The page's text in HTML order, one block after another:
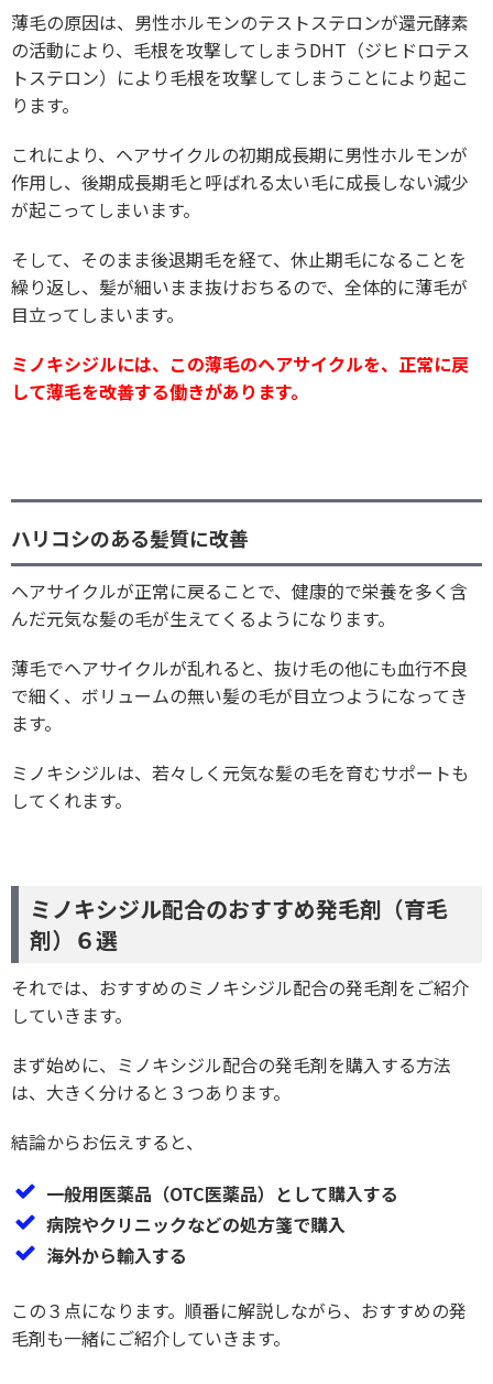
薄毛の原因は、男性ホルモンのテストステロンが還元酵素
の活動により、毛根を攻撃してしまうDHT（ジヒドロテス
トステロン）により毛根を攻撃してしまうことにより起こ
ります。
これにより、ヘアサイクルの初期成長期に男性ホルモンが
作用し、後期成長期毛と呼ばれる太い毛に成長しない減少
が起こってしまいます。
そして、そのまま後退期毛を経て、休止期毛になることを
繰り返し、髪が細いまま抜けおちるので、全体的に薄毛が
目立ってしまいます。
ミノキシジルには、この薄毛のヘアサイクルを、正常に戻
して薄毛を改善する働きがあります。
ハリコシのある髪質に改善
ヘアサイクルが正常に戻ることで、健康的で栄養を多く含
んだ元気な髪の毛が生えてくるようになります。
薄毛でヘアサイクルが乱れると、抜け毛の他にも血行不良
で細く、ボリュームの無い髪の毛が目立つようになってき
ます。
ミノキシジルは、若々しく元気な髪の毛を育むサポートも
してくれます。
ミノキシジル配合のおすすめ発毛剤（育毛
剤）６選
それでは、おすすめのミノキシジル配合の発毛剤をご紹介
していきます。
まず始めに、ミノキシジル配合の発毛剤を購入する方法
は、大きく分けると３つあります。
結論からお伝えすると、
一般用医薬品（OTC医薬品）として購入する
病院やクリニックなどの処方箋で購入
海外から輸入する
この３点になります。順番に解説しながら、おすすめの発
毛剤も一緒にご紹介していきます。